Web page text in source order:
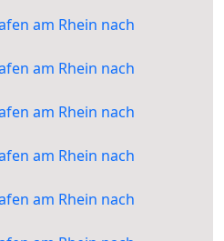
am Rhein nach
am Rhein nach
am Rhein nach
am Rhein nach
am Rhein nach